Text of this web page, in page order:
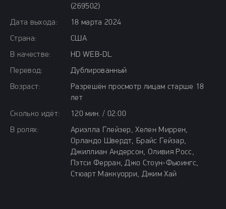
(269502)
Дата выхода:
18 марта 2024
Страна:
США
В качестве:
HD WEB-DL
Перевод:
Дублированный
Возраст:
Разрешён просмотр лицам старше 18
лет
Сколько идёт:
120 мин. / 02:00
В ролях:
Ариэлла Глейзер, Хелен Миррен,
Орландо Швердт, Брайс Гейзар,
Джиллиан Андерсон, Оливия Росс,
Пэтси Ферран, Джо Стоун-Фьюингс,
Стюарт Маккуорри, Джим Хай